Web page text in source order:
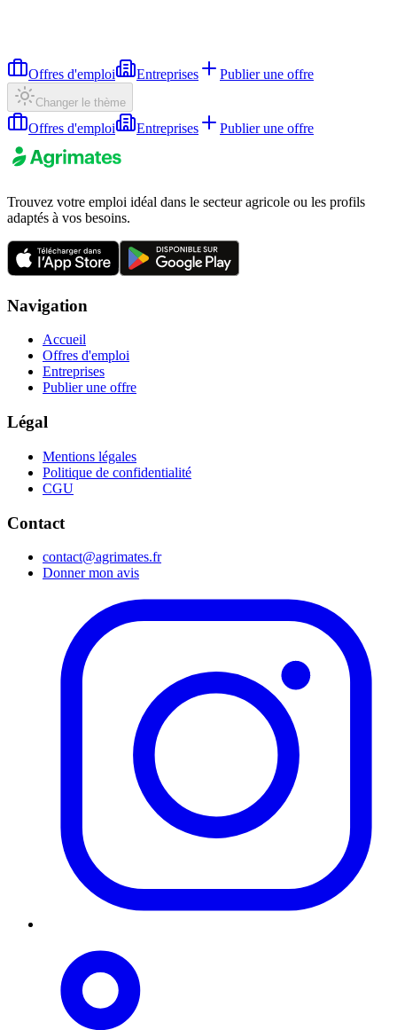
Offres d'emploi Entreprises Publier une offre
Changer le thème
Offres d'emploi Entreprises Publier une offre
Trouvez votre emploi idéal dans le secteur agricole ou les profils
adaptés à vos besoins.
Navigation
Accueil
Offres d'emploi
Entreprises
Publier une offre
Légal
Mentions légales
Politique de confidentialité
CGU
Contact
contact@agrimates.fr
Donner mon avis